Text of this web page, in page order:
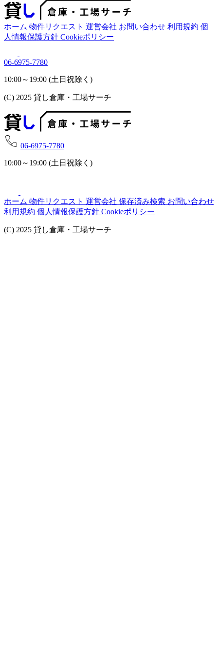
ホーム 物件リクエスト 運営会社 お問い合わせ 利用規約 個
人情報保護方針 Cookieポリシー
06-6975-7780
10:00～19:00 (土日祝除く)
(C) 2025 貸し倉庫・工場サーチ
06-6975-7780
10:00～19:00 (土日祝除く)
ホーム 物件リクエスト 運営会社 保存済み検索 お問い合わせ
利用規約 個人情報保護方針 Cookieポリシー
(C) 2025 貸し倉庫・工場サーチ